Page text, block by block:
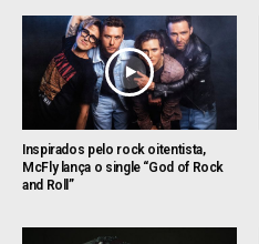
Inspirados pelo rock oitentista,
McFly lança o single “God of Rock
and Roll”